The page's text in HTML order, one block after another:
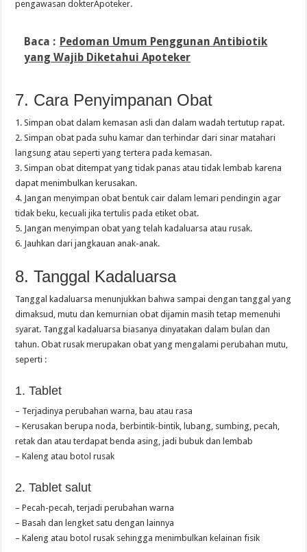
pengawasan dokterApoteker.
Baca : Pedoman Umum Penggunan Antibiotik
yang Wajib Diketahui Apoteker
7. Cara Penyimpanan Obat
1. Simpan obat dalam kemasan asli dan dalam wadah tertutup rapat.
2. Simpan obat pada suhu kamar dan terhindar dari sinar matahari
langsung atau seperti yang tertera pada kemasan.
3. Simpan obat ditempat yang tidak panas atau tidak lembab karena
dapat menimbulkan kerusakan.
4. Jangan menyimpan obat bentuk cair dalam lemari pendingin agar
tidak beku, kecuali jika tertulis pada etiket obat.
5. Jangan menyimpan obat yang telah kadaluarsa atau rusak.
6. Jauhkan dari jangkauan anak-anak.
8. Tanggal Kadaluarsa
Tanggal kadaluarsa menunjukkan bahwa sampai dengan tanggal yang
dimaksud, mutu dan kemurnian obat dijamin masih tetap memenuhi
syarat. Tanggal kadaluarsa biasanya dinyatakan dalam bulan dan
tahun. Obat rusak merupakan obat yang mengalami perubahan mutu,
seperti :
1. Tablet
– Terjadinya perubahan warna, bau atau rasa
– Kerusakan berupa noda, berbintik-bintik, lubang, sumbing, pecah,
retak dan atau terdapat benda asing, jadi bubuk dan lembab
– Kaleng atau botol rusak
2. Tablet salut
– Pecah-pecah, terjadi perubahan warna
– Basah dan lengket satu dengan lainnya
– Kaleng atau botol rusak sehingga menimbulkan kelainan fisik